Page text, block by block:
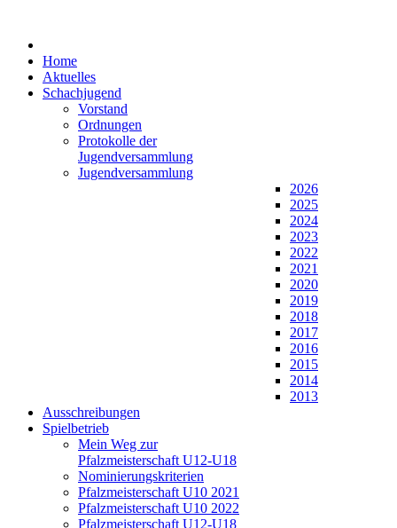
Home
Aktuelles
Schachjugend
Vorstand
Ordnungen
Protokolle der
Jugendversammlung
Jugendversammlung
2026
2025
2024
2023
2022
2021
2020
2019
2018
2017
2016
2015
2014
2013
Ausschreibungen
Spielbetrieb
Mein Weg zur
Pfalzmeisterschaft U12-U18
Nominierungskriterien
Pfalzmeisterschaft U10 2021
Pfalzmeisterschaft U10 2022
Pfalzmeisterschaft U12-U18